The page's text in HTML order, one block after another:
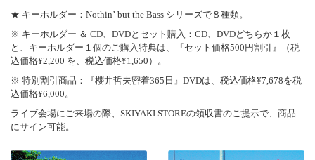
★ キーホルダー：Nothin’ but the Bass シリーズで８種類。
※ キーホルダー ＆ CD、DVDとセット購入：CD、DVDどちらか１枚
と、キーホルダー１個のご購入特典は、『セット価格500円割引』（税
込価格¥2,200 を、税込価格¥1,650）。
※ 特別割引商品：『櫻井哲夫密着365日』DVDは、税込価格¥7,678を税
込価格¥6,000。
ライブ会場にご来場の際、SKIYAKI STOREの領収書のご提示で、商品
にサイン可能。